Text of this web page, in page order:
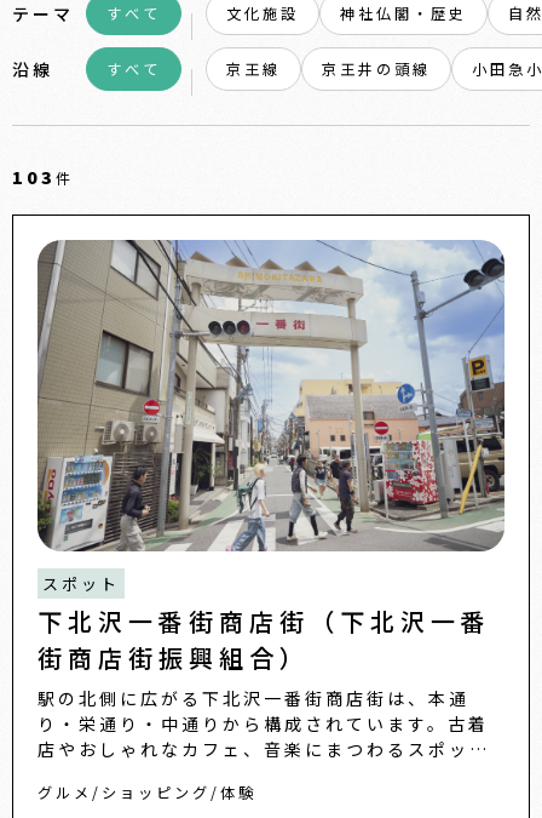
テーマ すべて 文化施設 神社仏閣・歴史 自
沿線 すべて 京王線 京王井の頭線 小田急
103 件
スポット
下北沢一番街商店街（下北沢一番
街商店街振興組合）
駅の北側に広がる下北沢一番街商店街は、本通
り・栄通り・中通りから構成されています。古着
店やおしゃれなカフェ、音楽にまつわるスポット
百屋や酒屋などもあり、買い
グルメ ショッピング
体験